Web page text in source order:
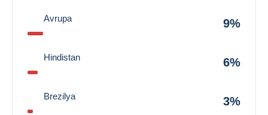
Avrupa 9%
Hindistan 6%
Brezilya 3%